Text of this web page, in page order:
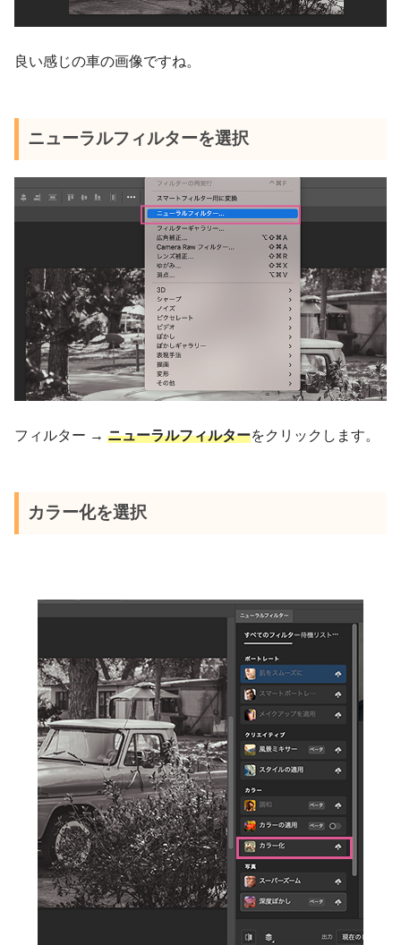
良い感じの車の画像ですね。
ニューラルフィルターを選択
フィルター → ニューラルフィルターをクリックします。
カラー化を選択